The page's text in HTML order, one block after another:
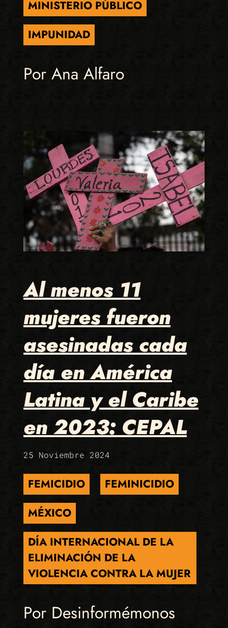
MINISTERIO PÚBLICO
IMPUNIDAD
Por Ana Alfaro
Al menos 11
mujeres fueron
asesinadas cada
día en América
Latina y el Caribe
en 2023: CEPAL
25 Noviembre 2024
FEMICIDIO
FEMINICIDIO
MÉXICO
DÍA INTERNACIONAL DE LA
ELIMINACIÓN DE LA
VIOLENCIA CONTRA LA MUJER
Por Desinformémonos